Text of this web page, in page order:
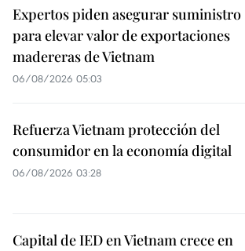
Expertos piden asegurar suministro
para elevar valor de exportaciones
madereras de Vietnam
06/08/2026 05:03
Refuerza Vietnam protección del
consumidor en la economía digital
06/08/2026 03:28
Capital de IED en Vietnam crece en